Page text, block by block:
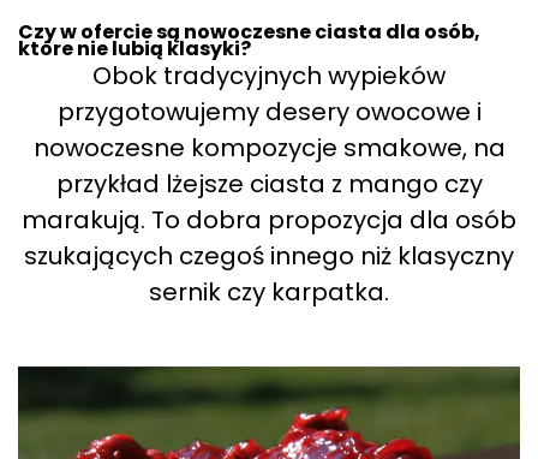
Czy w ofercie są nowoczesne ciasta dla osób,
które nie lubią klasyki?
Obok tradycyjnych wypieków
przygotowujemy desery owocowe i
nowoczesne kompozycje smakowe, na
przykład lżejsze ciasta z mango czy
marakują. To dobra propozycja dla osób
szukających czegoś innego niż klasyczny
sernik czy karpatka.